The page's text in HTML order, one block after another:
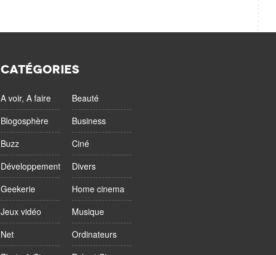
CATÉGORIES
A voir, A faire
Beauté
Blogosphère
Business
Buzz
Ciné
Développement
Divers
Geekerie
Home cinema
Jeux vidéo
Musique
Net
Ordinateurs